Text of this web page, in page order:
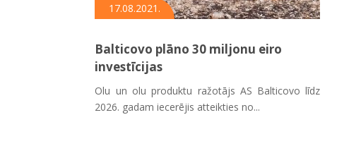
17.08.2021.
Balticovo plāno 30 miljonu eiro
investīcijas
Olu un olu produktu ražotājs AS Balticovo līdz
2026. gadam iecerējis atteikties no...